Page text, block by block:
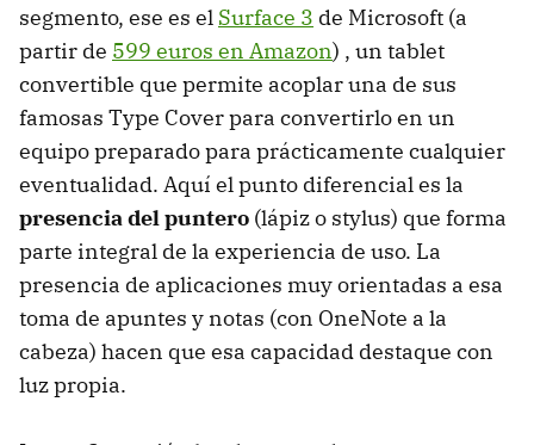
segmento, ese es el Surface 3 de Microsoft (a
partir de 599 euros en Amazon) , un tablet
convertible que permite acoplar una de sus
famosas Type Cover para convertirlo en un
equipo preparado para prácticamente cualquier
eventualidad. Aquí el punto diferencial es la
presencia del puntero (lápiz o stylus) que forma
parte integral de la experiencia de uso. La
presencia de aplicaciones muy orientadas a esa
toma de apuntes y notas (con OneNote a la
cabeza) hacen que esa capacidad destaque con
luz propia.